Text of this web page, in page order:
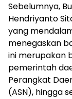
Sebelumnya,
Hendriyanto
yang
menegaskan
ini merupakan
pemerintah
Perangkat
(ASN), hingga